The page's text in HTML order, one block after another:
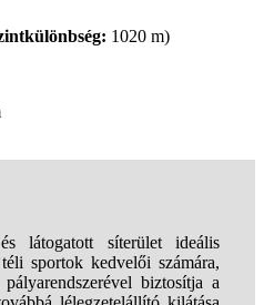
1020 m)
látogatott síterületideális
sportok kedvelői számára,
biztosítja a